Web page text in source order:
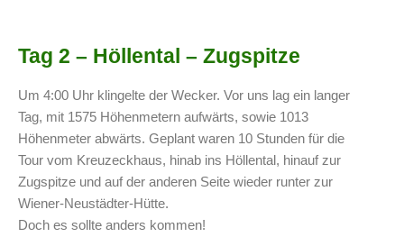
Tag 2 – Höllental – Zugspitze
Um 4:00 Uhr klingelte der Wecker. Vor uns lag ein langer
Tag, mit 1575 Höhenmetern aufwärts, sowie 1013
Höhenmeter abwärts. Geplant waren 10 Stunden für die
Tour vom Kreuzeckhaus, hinab ins Höllental, hinauf zur
Zugspitze und auf der anderen Seite wieder runter zur
Wiener-Neustädter-Hütte.
Doch es sollte anders kommen!